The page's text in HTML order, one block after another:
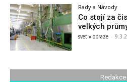
Rady a Návody
Co stojí za
velkých
svet v obraze -
Redakce